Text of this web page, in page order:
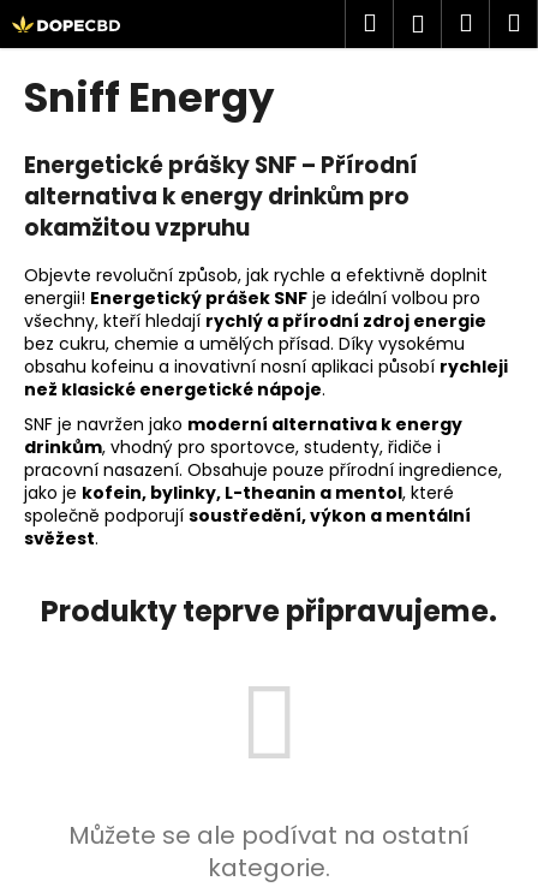
Přejít
na
obsah
Hledat
Sniff Energy
Energetické prášky SNF – Přírodní
alternativa k energy drinkům pro
okamžitou vzpruhu
Objevte revoluční způsob, jak rychle a efektivně doplnit
energii! Energetický prášek SNF je ideální volbou pro
všechny, kteří hledají rychlý a přírodní zdroj energie
bez cukru, chemie a umělých přísad. Díky vysokému
obsahu kofeinu a inovativní nosní aplikaci působí rychleji
než klasické energetické nápoje.
SNF je navržen jako moderní alternativa k energy
drinkům, vhodný pro sportovce, studenty, řidiče i
pracovní nasazení. Obsahuje pouze přírodní ingredience,
jako je kofein, bylinky, L-theanin a mentol, které
společně podporují soustředění, výkon a mentální
svěžest.
Produkty teprve připravujeme.
Můžete se ale podívat na ostatní
kategorie.
K
o
o
p
o
ř
e
b
u
j
e
t
e
n